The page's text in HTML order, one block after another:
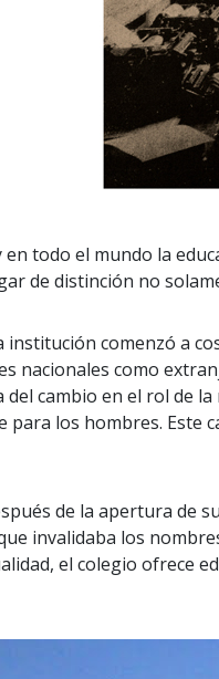
en todo el mundo la
de distinción no
institución comenzó a
nacionales como
del cambio en el rol de
para los hombres. Este
de la apertura de
invalidaba los
el colegio ofrece